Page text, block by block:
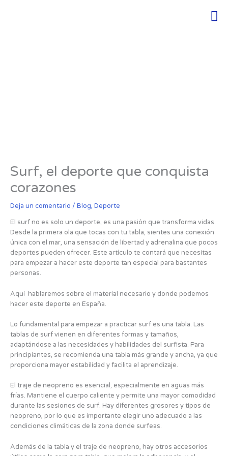
Surf, el deporte que conquista
corazones
Deja un comentario / Blog, Deporte
El surf no es solo un deporte, es una pasión que transforma vidas.
Desde la primera ola que tocas con tu tabla, sientes una conexión
única con el mar, una sensación de libertad y adrenalina que pocos
deportes pueden ofrecer. Este artículo te contará que necesitas
para empezar a hacer este deporte tan especial para bastantes
personas.
Aquí hablaremos sobre el material necesario y donde podemos
hacer este deporte en España.
Lo fundamental para empezar a practicar surf es una tabla. Las
tablas de surf vienen en diferentes formas y tamaños,
adaptándose a las necesidades y habilidades del surfista. Para
principiantes, se recomienda una tabla más grande y ancha, ya que
proporciona mayor estabilidad y facilita el aprendizaje.
El traje de neopreno es esencial, especialmente en aguas más
frías. Mantiene el cuerpo caliente y permite una mayor comodidad
durante las sesiones de surf. Hay diferentes grosores y tipos de
neopreno, por lo que es importante elegir uno adecuado a las
condiciones climáticas de la zona donde surfeas.
Además de la tabla y el traje de neopreno, hay otros accesorios